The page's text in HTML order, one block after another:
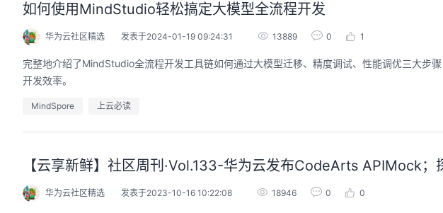
如何使用MindStudio轻松搞定大模型全流程开发
华为云社区精选 发表于2024-01-19 09:24:31 13889 0 1
完整地介绍了MindStudio全流程开发工具链如何通过大模型迁移、精度调试、性能调优三大步
开发效率。
MindSpore 上云必读
【云享新鲜】社区周刊·Vol.133-华为云发布CodeArts APIMock；
华为云社区精选 发表于2023-10-16 10:22:08 18946 0 0